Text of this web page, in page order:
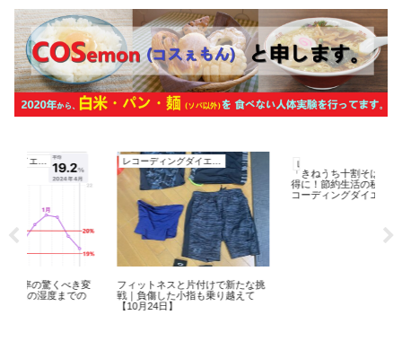
き変
レコーディングダイエット
フィットネスと片付けで新たな挑
戦｜負傷した小指も乗り越えて
レコーディングダイエット
「きねうち十割そば」で食事をお
得に！節約生活の秘訣を紹介【レ
コーディングダイエット：4月3
日】